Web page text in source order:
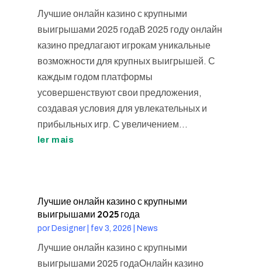
Лучшие онлайн казино с крупными
выигрышами 2025 годаВ 2025 году онлайн
казино предлагают игрокам уникальные
возможности для крупных выигрышей. С
каждым годом платформы
усовершенствуют свои предложения,
создавая условия для увлекательных и
прибыльных игр. С увеличением...
ler mais
Лучшие онлайн казино с крупными
выигрышами 2025 года
porDesigner| fev 3, 2026 News
Лучшие онлайн казино с крупными
выигрышами 2025 годаОнлайн казино